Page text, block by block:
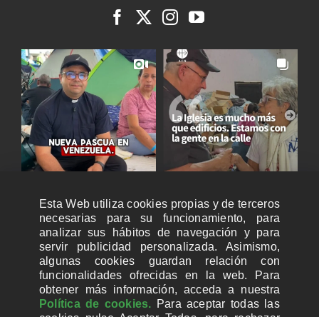
Esta Web utiliza cookies propias y de terceros
necesarias para su funcionamiento, para
analizar sus hábitos de navegación y para
servir publicidad personalizada. Asimismo,
algunas cookies guardan relación con
funcionalidades ofrecidas en la web. Para
obtener más información, acceda a nuestra
Política de cookies. Para aceptar todas las